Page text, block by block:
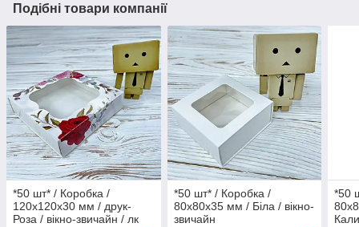
Подібні товари компанії
*50 шт* / Коробка /
120х120х30 мм / друк-
Роза / вікно-звичайн / лк
*50 шт* / Коробка /
80х80х35 мм / Біла / вікно-
звичайн
*50